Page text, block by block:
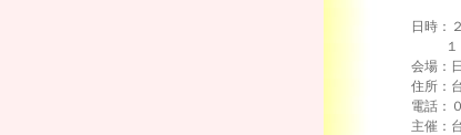
日時：２
１４：
会場：日
住所：台
電話：０
主催：台